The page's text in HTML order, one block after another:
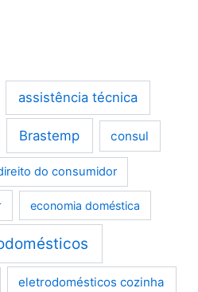
assistência técnica
Brastemp consul
do consumidor
economia doméstica
eletrodomésticos cozinha